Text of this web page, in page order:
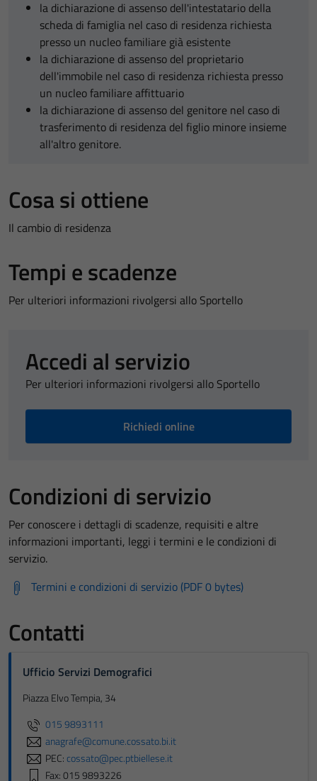
la dichiarazione di assenso dell'intestatario della
scheda di famiglia nel caso di residenza richiesta
presso un nucleo familiare già esistente
la dichiarazione di assenso del proprietario
dell'immobile nel caso di residenza richiesta presso
un nucleo familiare affittuario
la dichiarazione di assenso del genitore nel caso di
trasferimento di residenza del figlio minore insieme
all'altro genitore.
Cosa si ottiene
Il cambio di residenza
Tempi e scadenze
Per ulteriori informazioni rivolgersi allo Sportello
Accedi al servizio
Per ulteriori informazioni rivolgersi allo Sportello
Richiedi online
Condizioni di servizio
Per conoscere i dettagli di scadenze, requisiti e altre
informazioni importanti, leggi i termini e le condizioni di
servizio.
Termini e condizioni di servizio (PDF 0 bytes)
Contatti
Ufficio Servizi Demografici
Piazza Elvo Tempia, 34
015 9893111
anagrafe@comune.cossato.bi.it
PEC:cossato@pec.ptbiellese.it
Fax: 015 9893226